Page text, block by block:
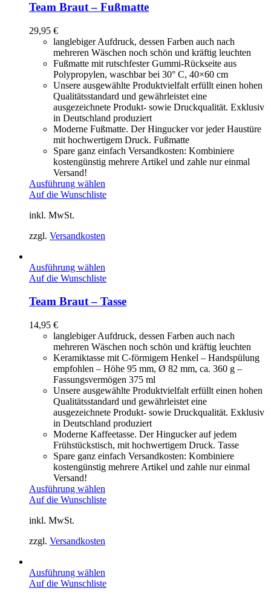
Team Braut – Fußmatte
29,95 €
langlebiger Aufdruck, dessen Farben auch nach
mehreren Wäschen noch schön und kräftig leuchten
Fußmatte mit rutschfester Gummi-Rückseite aus
Polypropylen, waschbar bei 30° C, 40×60 cm
Unsere ausgewählte Produktvielfalt erfüllt einen hohen
Qualitätsstandard und gewährleistet eine
ausgezeichnete Produkt- sowie Druckqualität. Exklusiv
in Deutschland produziert
Moderne Fußmatte. Der Hingucker vor jeder Haustüre
mit hochwertigem Druck. Fußmatte
Spare ganz einfach Versandkosten: Kombiniere
kostengünstig mehrere Artikel und zahle nur einmal
Versand!
Ausführung wählen
Auf die Wunschliste
inkl. MwSt.
zzgl. Versandkosten
Ausführung wählen
Auf die Wunschliste
Team Braut – Tasse
14,95 €
langlebiger Aufdruck, dessen Farben auch nach
mehreren Wäschen noch schön und kräftig leuchten
Keramiktasse mit C-förmigem Henkel – Handspülung
empfohlen – Höhe 95 mm, Ø 82 mm, ca. 360 g –
Fassungsvermögen 375 ml
Unsere ausgewählte Produktvielfalt erfüllt einen hohen
Qualitätsstandard und gewährleistet eine
ausgezeichnete Produkt- sowie Druckqualität. Exklusiv
in Deutschland produziert
Moderne Kaffeetasse. Der Hingucker auf jedem
Frühstückstisch, mit hochwertigem Druck. Tasse
Spare ganz einfach Versandkosten: Kombiniere
kostengünstig mehrere Artikel und zahle nur einmal
Versand!
Ausführung wählen
Auf die Wunschliste
inkl. MwSt.
zzgl. Versandkosten
Ausführung wählen
Auf die Wunschliste